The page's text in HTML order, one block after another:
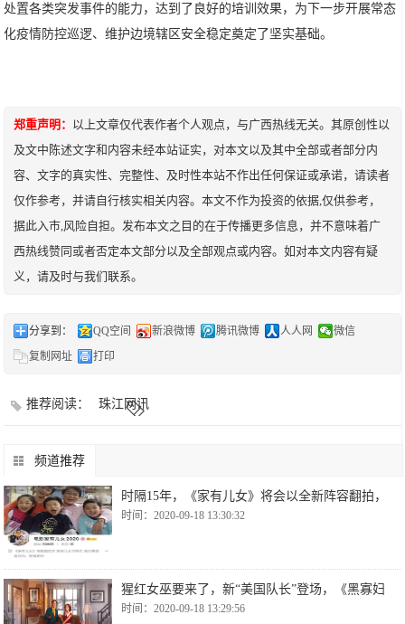
处置各类突发事件的能力，达到了良好的培训效果，为下一步开展常态
化疫情防控巡逻、维护边境辖区安全稳定奠定了坚实基础。
郑重声明： 以上文章仅代表作者个人观点，与广西热线无关。其原创性以
及文中陈述文字和内容未经本站证实，对本文以及其中全部或者部分内
容、文字的真实性、完整性、及时性本站不作出任何保证或承诺，请读者
仅作参考，并请自行核实相关内容。本文不作为投资的依据,仅供参考，
据此入市,风险自担。发布本文之目的在于传播更多信息，并不意味着广
西热线赞同或者否定本文部分以及全部观点或内容。如对本文内容有疑
义，请及时与我们联系。
分享到： QQ空间 新浪微博 腾讯微博 人人网
微信
复制网址
打印
推荐阅读： 珠江网讯
频道推荐
时隔15年，《家有儿女》将会以全新阵容翻拍，
时间：2020-09-18 13:30:32
猩红女巫要来了，新“美国队长”登场，《黑寡妇
时间：2020-09-18 13:29:56